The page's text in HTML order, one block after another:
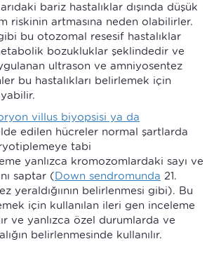
bariz hastalıklar dışında düşük
riskinin artmasına neden olabilirler.
bu otozomal resesif hastalıklar
bozukluklar şeklindedir ve
ultrason ve amniyosentez
bu hastalıkları belirlemek için
villus biyopsisi ya da
edilen hücreler normal şartlarda
tabi
yanlızca kromozomlardaki sayı ve
saptar (Down sendromunda 21.
yeraldığıının belirlenmesi gibi). Bu
için kullanılan ileri gen inceleme
ve yanlızca özel durumlarda ve
belirlenmesinde kullanılır.